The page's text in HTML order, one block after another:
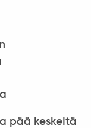
pää keskeltä